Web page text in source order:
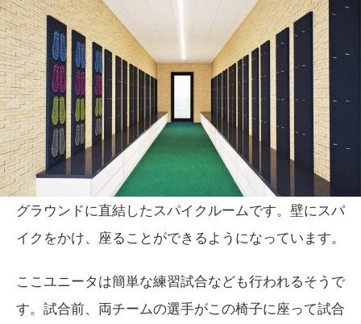
グラウンドに直結したスパイクルームです。壁にスパ
イクをかけ、座ることができるようになっています。
ここユニータは簡単な練習試合なども行われるそうで
す。試合前、両チームの選手がこの椅子に座って試合